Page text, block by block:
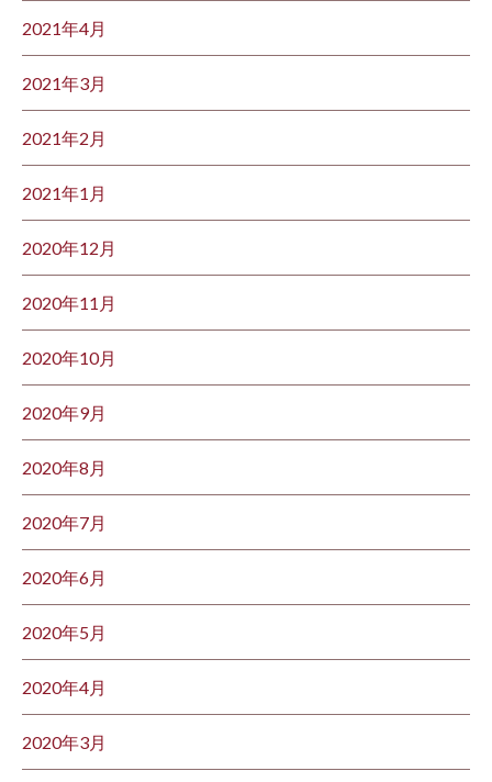
2021年4月
2021年3月
2021年2月
2021年1月
2020年12月
2020年11月
2020年10月
2020年9月
2020年8月
2020年7月
2020年6月
2020年5月
2020年4月
2020年3月